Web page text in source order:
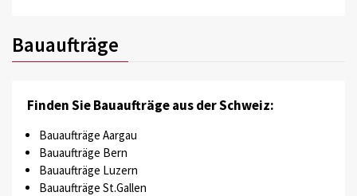
Bauaufträge
Finden Sie Bauaufträge aus der Schweiz:
Bauaufträge Aargau
Bauaufträge Bern
Bauaufträge Luzern
Bauaufträge St.Gallen